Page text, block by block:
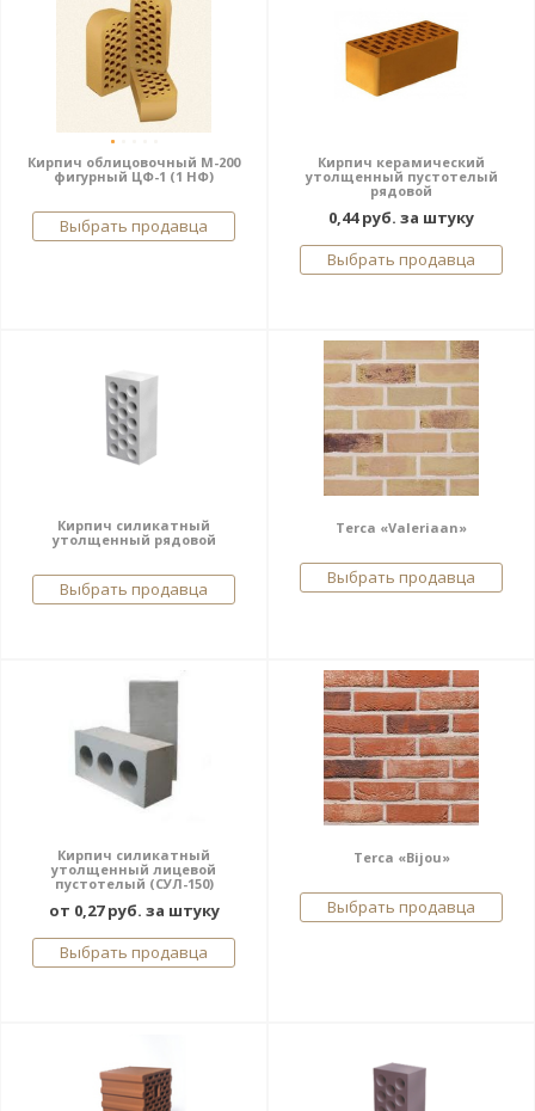
Кирпич облицовочный М-200
фигурный ЦФ-1 (1 НФ)
Выбрать продавца
Кирпич керамический
утолщенный пустотелый
рядовой
0,44 руб. за штуку
Выбрать продавца
Кирпич силикатный
утолщенный рядовой
Выбрать продавца
Terca «Valeriaan»
Выбрать продавца
Кирпич силикатный
утолщенный лицевой
пустотелый (СУЛ-150)
от 0,27 руб. за штуку
Выбрать продавца
Terca «Bijou»
Выбрать продавца